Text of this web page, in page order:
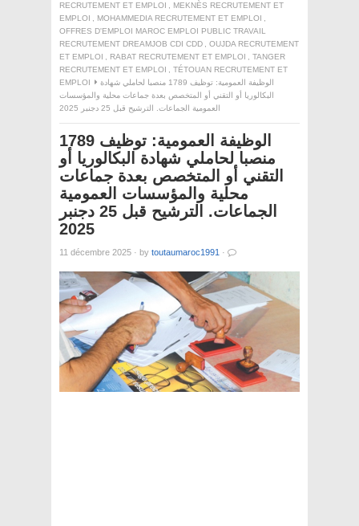
RECRUTEMENT ET EMPLOI , MEKNÈS RECRUTEMENT ET
EMPLOI , MOHAMMEDIA RECRUTEMENT ET EMPLOI ,
OFFRES D'EMPLOI MAROC EMPLOI PUBLIC TRAVAIL
RECRUTEMENT DREAMJOB CDI CDD , OUJDA RECRUTEMENT
ET EMPLOI , RABAT RECRUTEMENT ET EMPLOI , TANGER
RECRUTEMENT ET EMPLOI , TÉTOUAN RECRUTEMENT ET
EMPLOI
الوظيفة العمومية: توظيف 1789 منصبا لحاملي شهادة
البكالوريا أو التقني أو المتخصص بعدة جماعات محلية والمؤسسات
العمومية الجماعات. الترشيح قبل 25 دجنبر 2025
الوظيفة العمومية: توظيف 1789
منصبا لحاملي شهادة البكالوريا أو
التقني أو المتخصص بعدة جماعات
محلية والمؤسسات العمومية
الجماعات. الترشيح قبل 25 دجنبر
2025
11 décembre 2025 · by toutaumaroc1991 ·